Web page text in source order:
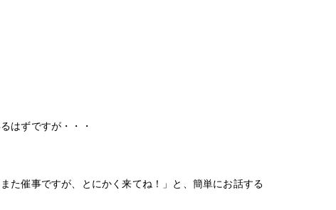
はずですが・・・
た催事ですが、とにかく来てね！」と、簡単にお話する